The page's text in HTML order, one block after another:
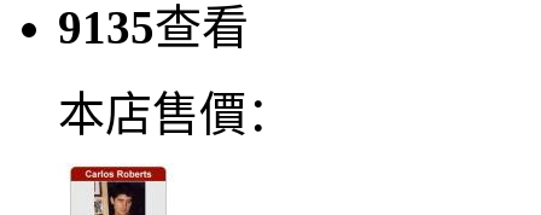
9135查看
本店售價：